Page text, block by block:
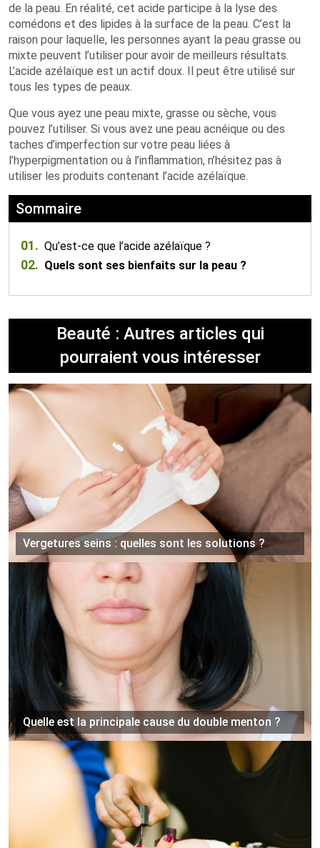
de la peau. En réalité, cet acide participe à la lyse des
comédons et des lipides à la surface de la peau. C’est la
raison pour laquelle, les personnes ayant la peau grasse ou
mixte peuvent l’utiliser pour avoir de meilleurs résultats.
L’acide azélaïque est un actif doux. Il peut être utilisé sur
tous les types de peaux.
Que vous ayez une peau mixte, grasse ou sèche, vous
pouvez l’utiliser. Si vous avez une peau acnéique ou des
taches d’imperfection sur votre peau liées à
l’hyperpigmentation ou à l’inflammation, n’hésitez pas à
utiliser les produits contenant l’acide azélaïque.
Sommaire
01. Qu’est-ce que l’acide azélaïque ?
02. Quels sont ses bienfaits sur la peau ?
Beauté : Autres articles qui
pourraient vous intéresser
Vergetures seins : quelles sont les solutions ?
Quelle est la principale cause du double menton ?